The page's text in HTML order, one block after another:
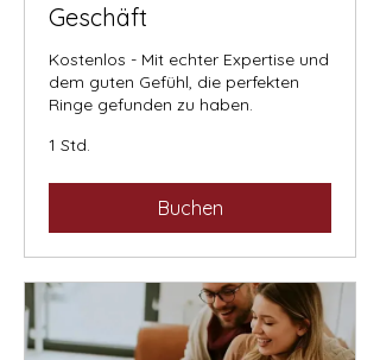
Geschäft
Kostenlos - Mit echter Expertise und
dem guten Gefühl, die perfekten
Ringe gefunden zu haben.
1 Std.
Buchen